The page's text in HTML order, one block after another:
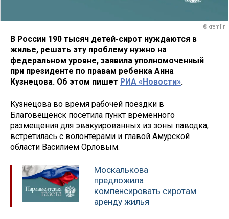
© kremlin
В России 190 тысяч детей-сирот нуждаются в
жилье, решать эту проблему нужно на
федеральном уровне, заявила уполномоченный
при президенте по правам ребенка Анна
Кузнецова. Об этом пишет РИА «Новости».
Кузнецова во время рабочей поездки в
Благовещенск посетила пункт временного
размещения для эвакуированных из зоны паводка,
встретилась с волонтерами и главой Амурской
области Василием Орловым.
Москалькова
предложила
компенсировать сиротам
аренду жилья